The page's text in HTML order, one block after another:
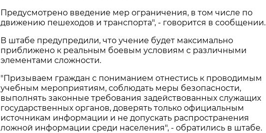
Предусмотрено введение мер ограничения, в том числе по
движению пешеходов и транспорта", - говорится в сообщении.
В штабе предупредили, что учение будет максимально
приближено к реальным боевым условиям с различными
элементами сложности.
"Призываем граждан с пониманием отнестись к проводимым
учебным мероприятиям, соблюдать меры безопасности,
выполнять законные требования задействованных служащих
государственных органов, доверять только официальным
источникам информации и не допускать распространения
ложной информации среди населения", - обратились в штабе.